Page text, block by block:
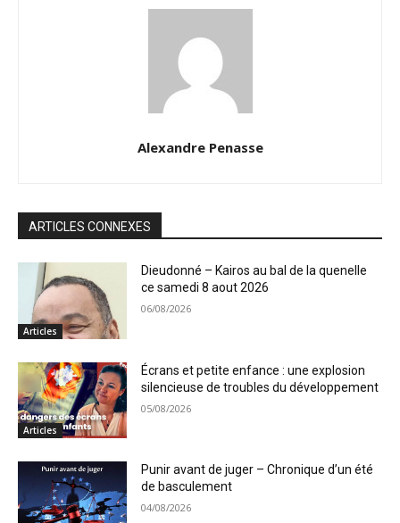
Alexandre Penasse
ARTICLES CONNEXES
Articles
Dieudonné – Kairos au bal de la quenelle
ce samedi 8 aout 2026
06/08/2026
Articles
Écrans et petite enfance : une explosion
silencieuse de troubles du développement
05/08/2026
Punir avant de juger – Chronique d’un été
de basculement
04/08/2026